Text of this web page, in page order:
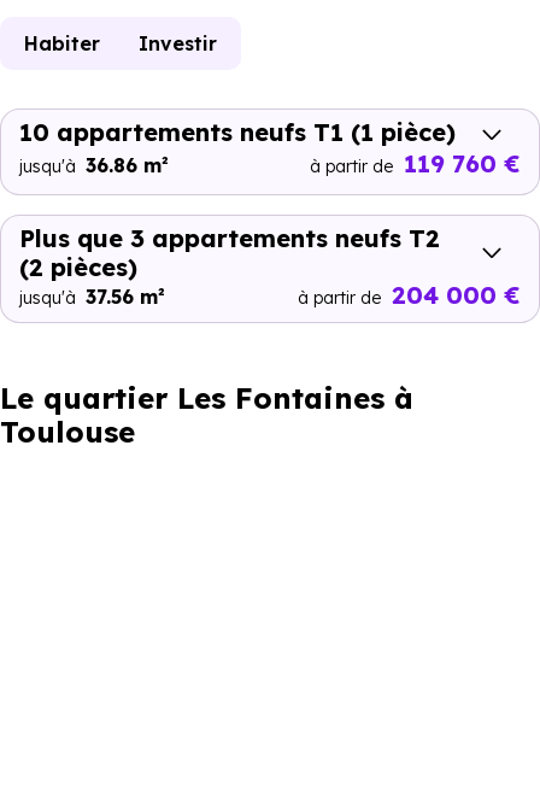
Habiter Investir
10 appartements neufs T1 (1 pièce)
jusqu'à 36.86 m² à partir de 119 760 €
Plus que 3 appartements neufs T2
(2 pièces)
jusqu'à 37.56 m² à partir de 204 000 €
Le quartier Les Fontaines à
Toulouse